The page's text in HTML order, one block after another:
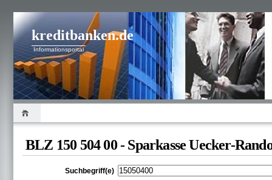
kreditbanken.de
Informationsportal
BLZ 150 504 00 - Sparkasse Uecker-
Suchbegriff(e)